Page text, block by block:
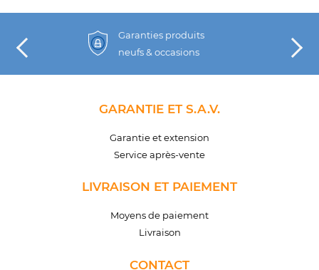
Garanties produits
neufs & occasions
GARANTIE ET S.A.V.
Garantie et extension
Service après-vente
LIVRAISON ET PAIEMENT
Moyens de paiement
Livraison
CONTACT